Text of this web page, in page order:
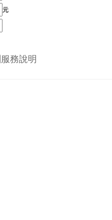
元
服務說明